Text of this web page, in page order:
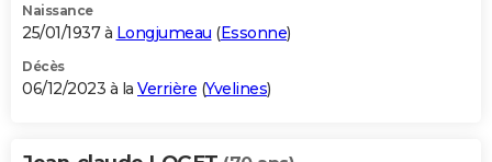
Naissance
25/01/1937 à Longjumeau (Essonne)
Décès
06/12/2023 à la Verrière (Yvelines)